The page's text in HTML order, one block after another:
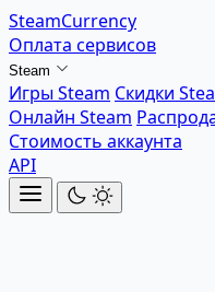
SteamCurrency
Оплата сервисов
Steam
Игры Steam Скидки
Онлайн Steam
Стоимость аккаунта
API